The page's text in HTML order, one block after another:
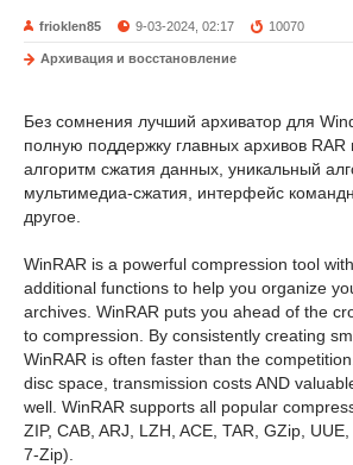
frioklen85 9-03-2024, 02:17 10070
Архивация и восстановление
Без сомнения лучший архиватор для
полную поддержку главных архивов RAR
алгоритм сжатия данных, уникальный
мультимедиа-сжатия, интерфейс
другое.
WinRAR is a powerful compression tool
additional functions to help you organize
archives. WinRAR puts you ahead of the
to compression. By consistently creating
WinRAR is often faster than the
disc space, transmission costs AND
well. WinRAR supports all popular
ZIP, CAB, ARJ, LZH, ACE, TAR, GZip,
7-Zip).